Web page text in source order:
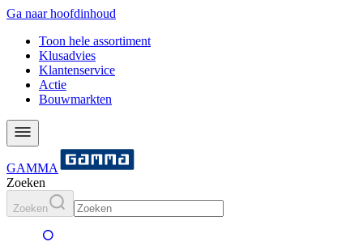
Ga naar hoofdinhoud
Toon hele assortiment
Klusadvies
Klantenservice
Actie
Bouwmarkten
GAMMA
Zoeken
Zoeken